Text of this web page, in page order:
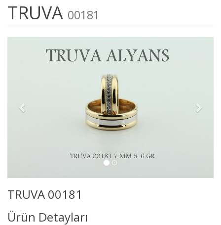
TRUVA 00181
TRUVA 00181
Ürün Detayları